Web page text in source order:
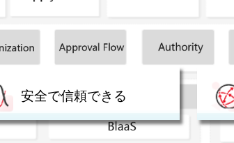
安全で信頼できる